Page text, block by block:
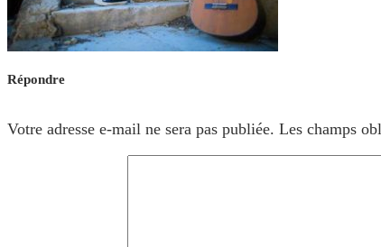
Répondre
Votre adresse e-mail ne sera pas publiée. Les champs